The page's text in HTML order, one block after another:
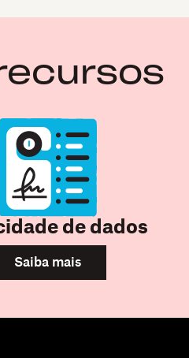
de dados
Saiba mais